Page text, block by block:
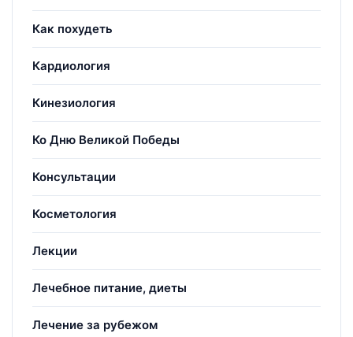
Как похудеть
Кардиология
Кинезиология
Ко Дню Великой Победы
Консультации
Косметология
Лекции
Лечебное питание, диеты
Лечение за рубежом